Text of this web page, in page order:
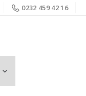
0232 459 42 16